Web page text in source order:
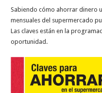
Sabiendo cómo ahorrar dinero
mensuales del supermercado
Las claves están en la
oportunidad.